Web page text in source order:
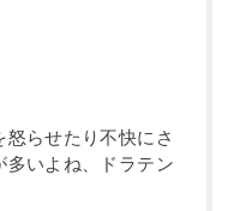
怒らせたり不快にさ
多いよね、ドラテン